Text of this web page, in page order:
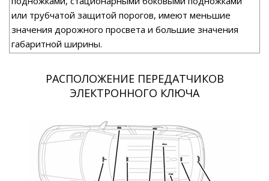
или трубчатой защитой порогов, имеют меньшие
значения дорожного просвета и большие значения
габаритной ширины.
РАСПОЛОЖЕНИЕ ПЕРЕДАТЧИКОВ
ЭЛЕКТРОННОГО КЛЮЧА